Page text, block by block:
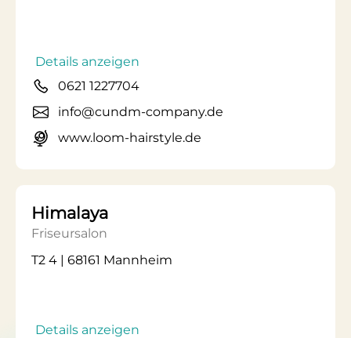
Details anzeigen
0621 1227704
info@cundm-company.de
www.loom-hairstyle.de
Himalaya
Friseursalon
T2 4 | 68161 Mannheim
Details anzeigen